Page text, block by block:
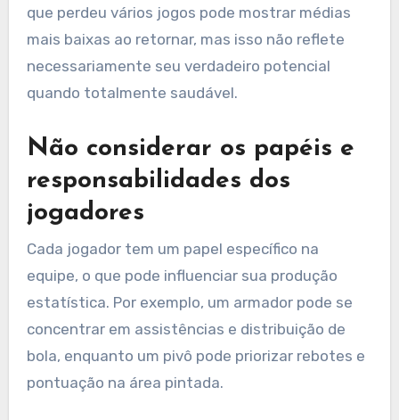
que perdeu vários jogos pode mostrar médias
mais baixas ao retornar, mas isso não reflete
necessariamente seu verdadeiro potencial
quando totalmente saudável.
Não considerar os papéis e
responsabilidades dos
jogadores
Cada jogador tem um papel específico na
equipe, o que pode influenciar sua produção
estatística. Por exemplo, um armador pode se
concentrar em assistências e distribuição de
bola, enquanto um pivô pode priorizar rebotes e
pontuação na área pintada.